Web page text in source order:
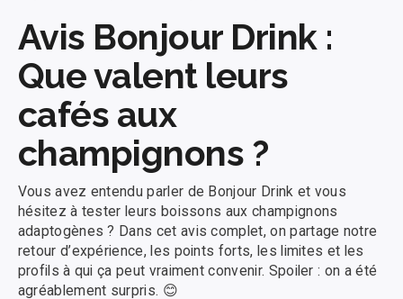
Avis Bonjour Drink :
Que valent leurs
cafés aux
champignons ?
Vous avez entendu parler de Bonjour Drink et vous
hésitez à tester leurs boissons aux champignons
adaptogènes ? Dans cet avis complet, on partage notre
retour d’expérience, les points forts, les limites et les
profils à qui ça peut vraiment convenir. Spoiler : on a été
agréablement surpris. 😊